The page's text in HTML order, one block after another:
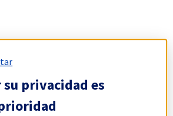
privacidad es